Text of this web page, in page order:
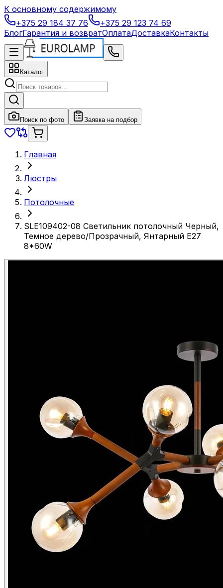
К основному содержимому
+375 29 184 37 76
+375 29 123 74 69
БлогГарантия и возвратОплатаДоставкаКонтакты
Каталог
Поиск по фото Заявка на подбор
Главная
Люстры
Потолочные
SLE109402-08 Светильник потолочный Черный,
Темное дерево/Прозрачный, Янтарный E27
8*60W